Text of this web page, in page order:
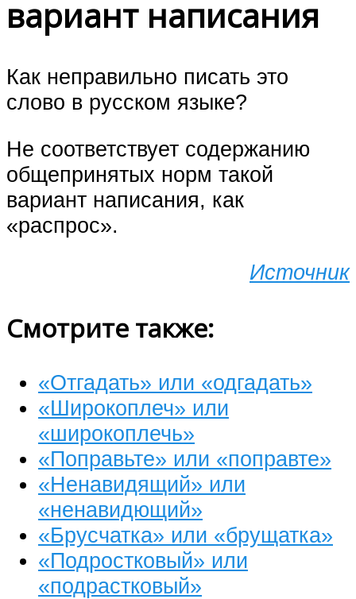
вариант написания
Как неправильно писать это
слово в русском языке?
Не соответствует содержанию
общепринятых норм такой
вариант написания, как
«распрос».
Источник
Смотрите также:
«Отгадать» или «одгадать»
«Широкоплеч» или
«широкоплечь»
«Поправьте» или «поправте»
«Ненавидящий» или
«ненавидющий»
«Брусчатка» или «брущатка»
«Подростковый» или
«подрастковый»